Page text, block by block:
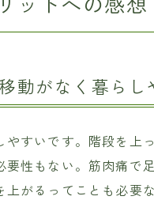
動がなく暮らし
やすいです。階段を上
要性もない。筋肉痛で
上がるってことも必要